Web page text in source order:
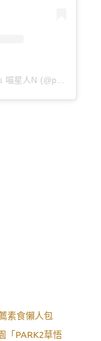
素食懶人包
「PARK2草悟